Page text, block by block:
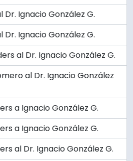
Ignacio González G.
Ignacio González G.
al Dr. Ignacio González G.
al Dr. Ignacio González
a Ignacio González G.
a Ignacio González G.
al Dr. Ignacio González G.